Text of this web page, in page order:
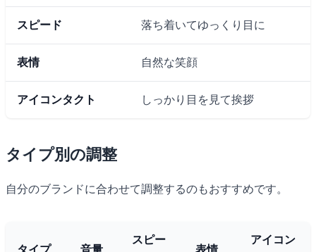
スピード 落ち着いてゆっくり目に
表情 自然な笑顔
アイコンタクト しっかり目を見て挨拶
タイプ別の調整
自分のブランドに合わせて調整するのもおすすめです。
タイプ 音量
スピー
表情
アイコン